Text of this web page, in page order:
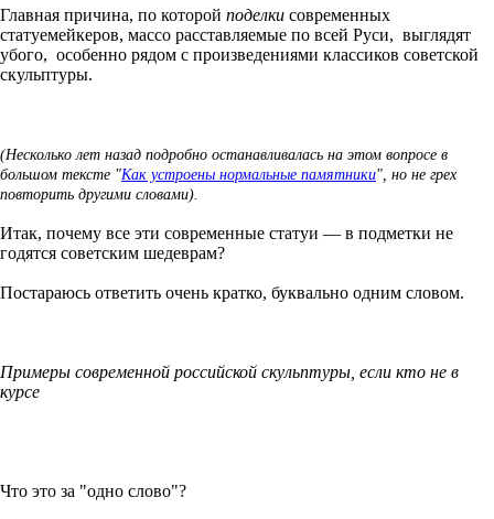
Главная причина, по которой поделки современных
статуемейкеров, массо расставляемые по всей Руси, выглядят
убого, особенно рядом с произведениями классиков советской
скульптуры.
(Несколько лет назад подробно останавливалась на этом вопросе в
большом тексте "Как устроены нормальные памятники", но не грех
повторить другими словами).
Итак, почему все эти современные статуи — в подметки не
годятся советским шедеврам?
Постараюсь ответить очень кратко, буквально одним словом.
Примеры современной российской скульптуры, если кто не в
курсе
Что это за "одно слово"?